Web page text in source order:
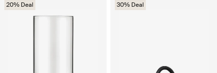
20% Deal 30% Deal